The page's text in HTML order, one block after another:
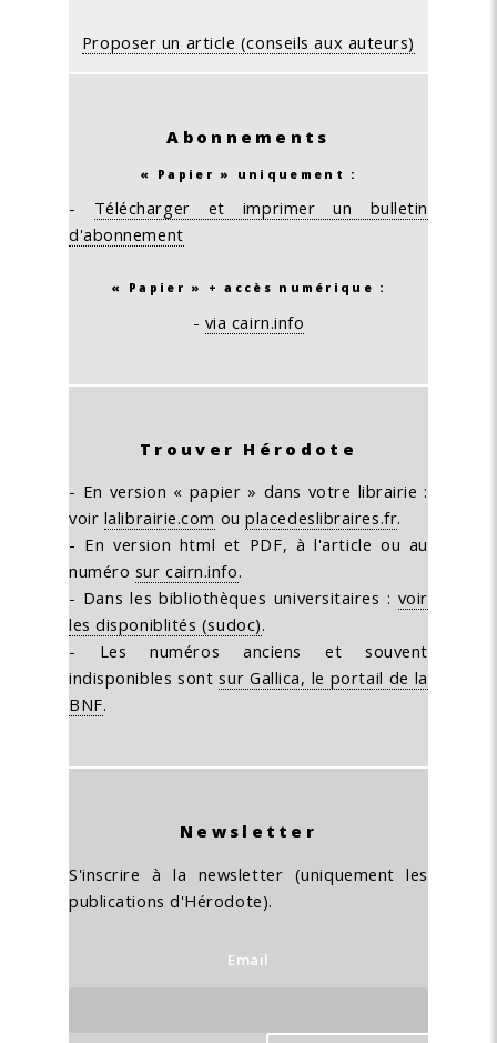
Proposer un article (conseils aux auteurs)
Abonnements
« Papier » uniquement :
- Télécharger et imprimer un bulletin
d'abonnement
« Papier » + accès numérique :
- via cairn.info
Trouver Hérodote
- En version « papier » dans votre librairie :
voir lalibrairie.com ouplacedeslibraires.fr.
- En version html et PDF, à l'article ou au
numéro sur cairn.info.
- Dans les bibliothèques universitaires : voir
les disponiblités (sudoc).
- Les numéros anciens et souvent
indisponibles sontsur Gallica, le portail de la
BNF.
Newsletter
S'inscrire à la newsletter (uniquement les
publications d'Hérodote).
Email